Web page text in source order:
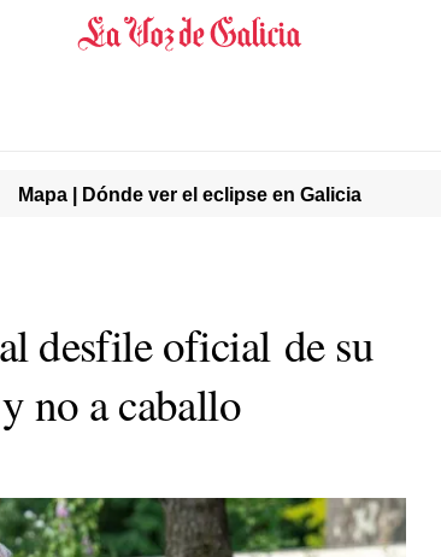
Mapa | Dónde ver el eclipse en Galicia
desfile oficial de su
no a caballo